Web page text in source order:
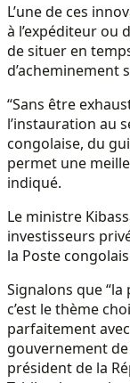
L’une de ces
à l’expéditeur ou
de situer en
d’acheminement
“Sans être
l’instauration au
congolaise, du
permet une
indiqué.
Le ministre
investisseurs
la Poste
Signalons que
c’est le thème
parfaitement
gouvernement
président de la